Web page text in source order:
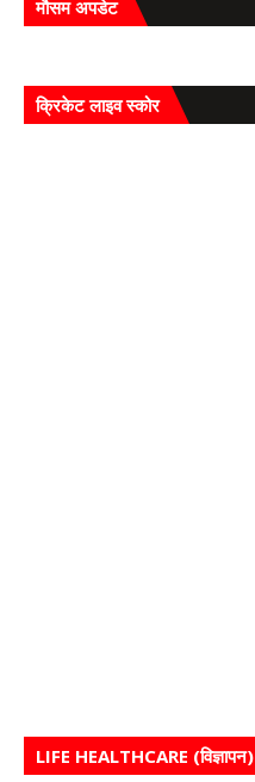
मौसम अपडेट
क्रिकेट लाइव स्कोर
LIFE HEALTHCARE (विज्ञापन)